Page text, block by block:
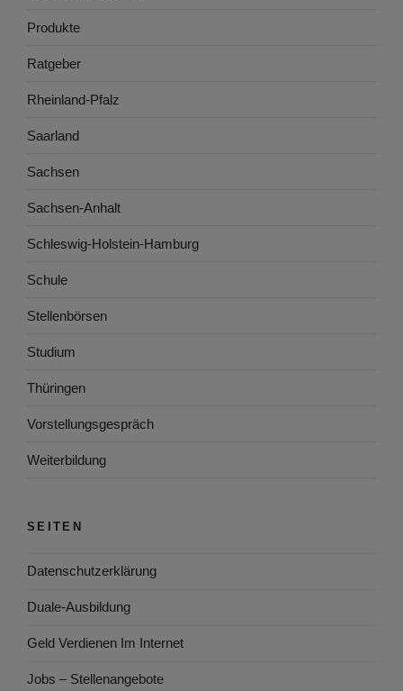
Produkte
Ratgeber
Rheinland-Pfalz
Saarland
Sachsen
Sachsen-Anhalt
Schleswig-Holstein-Hamburg
Schule
Stellenbörsen
Studium
Thüringen
Vorstellungsgespräch
Weiterbildung
SEITEN
Datenschutzerklärung
Duale-Ausbildung
Geld Verdienen Im Internet
Jobs – Stellenangebote